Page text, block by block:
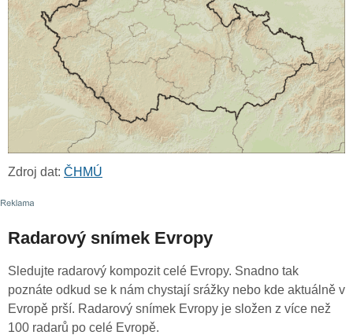
Zdroj dat: ČHMÚ
Radarový snímek Evropy
Sledujte radarový kompozit celé Evropy. Snadno tak
poznáte odkud se k nám chystají srážky nebo kde aktuálně v
Evropě prší. Radarový snímek Evropy je složen z více než
100 radarů po celé Evropě.